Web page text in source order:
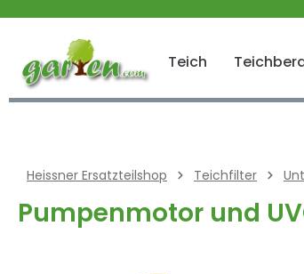
Zur Hauptnavigation springen
Teich
Heissner Ersatzteilshop Teichfilter
Pumpenmotor und